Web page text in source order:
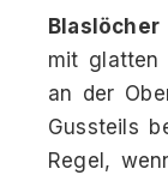
Blaslöcher
mit glatten
an der
Gussteils
Regel,